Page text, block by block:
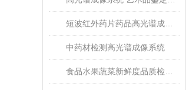
中药材检测高光谱成像系统